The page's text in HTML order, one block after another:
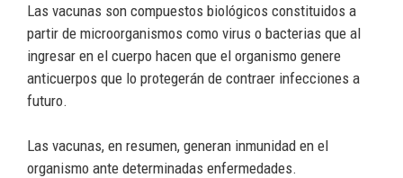
Las vacunas son compuestos biológicos constituidos a
partir de microorganismos como virus o bacterias que al
ingresar en el cuerpo hacen que el organismo genere
anticuerpos que lo protegerán de contraer infecciones a
futuro.
Las vacunas, en resumen, generan inmunidad en el
organismo ante determinadas enfermedades.